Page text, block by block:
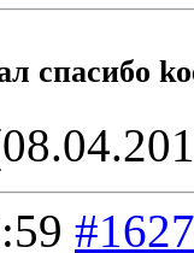
cпасибо
#1627